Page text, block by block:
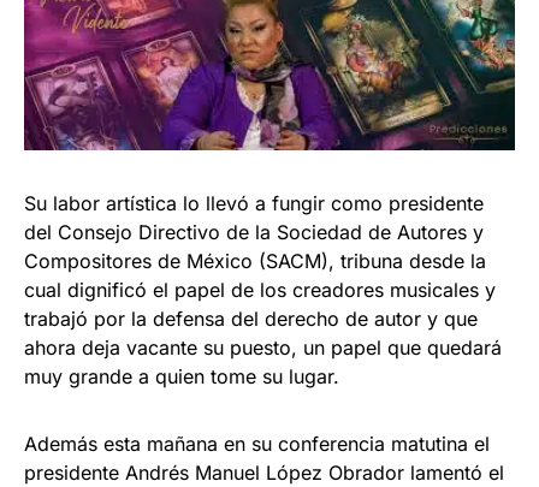
Su labor artística lo llevó a fungir como presidente
del Consejo Directivo de la Sociedad de Autores y
Compositores de México (SACM), tribuna desde la
cual dignificó el papel de los creadores musicales y
trabajó por la defensa del derecho de autor y que
ahora deja vacante su puesto, un papel que quedará
muy grande a quien tome su lugar.
Además esta mañana en su conferencia matutina el
presidente Andrés Manuel López Obrador lamentó el